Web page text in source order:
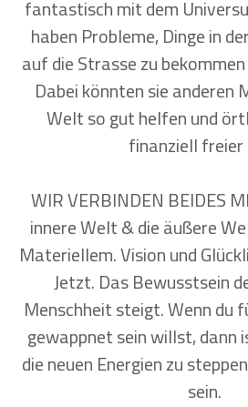
fantastisch mit dem
haben Probleme, Dinge in
auf die Strasse zu
Dabei könnten sie anderen
Welt so gut helfen und
finanziell freier
WIR VERBINDEN BEIDES
innere Welt & die äußere
Materiellem. Vision und
Jetzt. Das Bewusstsein
Menschheit steigt. Wenn du
gewappnet sein willst, dann
die neuen Energien zu
sein.